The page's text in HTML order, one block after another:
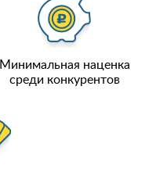
Минимальная наценка
среди конкурентов